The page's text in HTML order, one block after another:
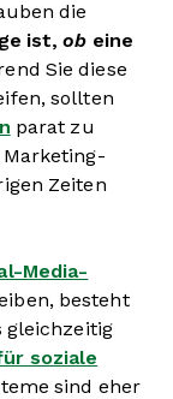
die
ist,ob eine
Sie diese
sollten
parat zu
Zeiten
Media-
besteht
gleichzeitig
soziale
sind eher